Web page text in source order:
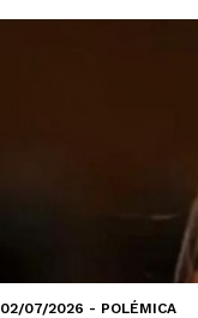
02/07/2026 - POLÉMICA